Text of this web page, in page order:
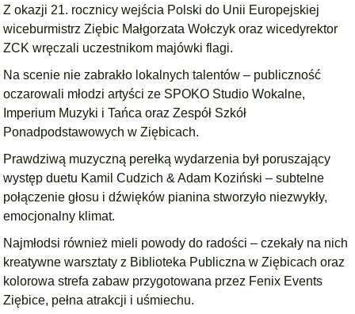
Z okazji 21. rocznicy wejścia Polski do Unii Europejskiej
wiceburmistrz Ziębic Małgorzata Wołczyk oraz wicedyrektor
ZCK wręczali uczestnikom majówki flagi.
Na scenie nie zabrakło lokalnych talentów – publiczność
oczarowali młodzi artyści ze SPOKO Studio Wokalne,
Imperium Muzyki i Tańca oraz Zespół Szkół
Ponadpodstawowych w Ziębicach.
Prawdziwą muzyczną perełką wydarzenia był poruszający
występ duetu Kamil Cudzich & Adam Koziński – subtelne
połączenie głosu i dźwięków pianina stworzyło niezwykły,
emocjonalny klimat.
Najmłodsi również mieli powody do radości – czekały na nich
kreatywne warsztaty z Biblioteka Publiczna w Ziębicach oraz
kolorowa strefa zabaw przygotowana przez Fenix Events
Ziębice, pełna atrakcji i uśmiechu.